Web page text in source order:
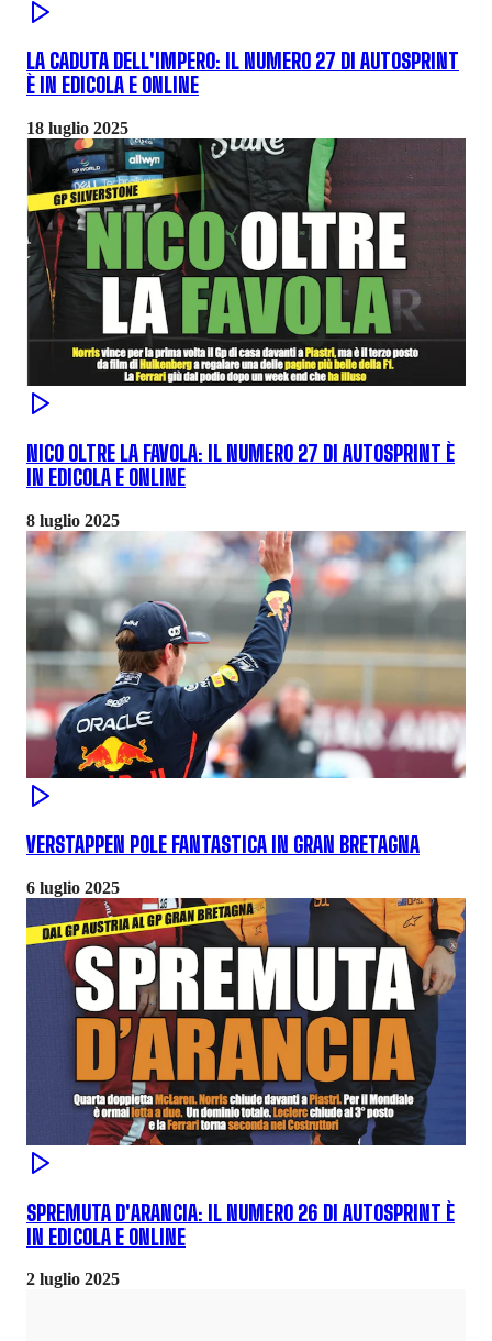
LA CADUTA DELL'IMPERO: IL NUMERO 27 DI AUTOSPRINT
È IN EDICOLA E ONLINE
18 luglio 2025
NICO OLTRE LA FAVOLA: IL NUMERO 27 DI AUTOSPRINT È
IN EDICOLA E ONLINE
8 luglio 2025
VERSTAPPEN POLE FANTASTICA IN GRAN BRETAGNA
6 luglio 2025
SPREMUTA D'ARANCIA: IL NUMERO 26 DI AUTOSPRINT È
IN EDICOLA E ONLINE
2 luglio 2025